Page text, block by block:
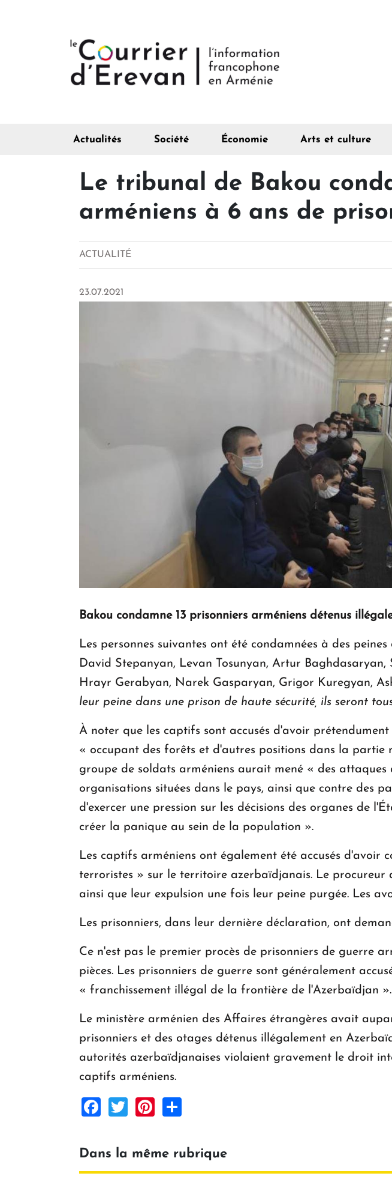
Actualités Société Économie Arts et culture
Le tribunal de Bakou
arméniens à 6 ans de
ACTUALITÉ
23.07.2021
Bakou condamne 13 prisonniers arméniens détenus
Les personnes suivantes ont été condamnées à des
David Stepanyan, Levan Tosunyan, Artur
Hrayr Gerabyan, Narek Gasparyan, Grigor Kuregyan,
leur peine dans une prison de haute sécurité, ils seront
À noter que les captifs sont accusés d'avoir
« occupant des forêts et d'autres positions dans la
groupe de soldats arméniens aurait mené « des attaques
organisations situées dans le pays, ainsi que contre des
d'exercer une pression sur les décisions des organes de
créer la panique au sein de la population ».
Les captifs arméniens ont également été accusés d'avoir
terroristes » sur le territoire azerbaïdjanais. Le procureur
ainsi que leur expulsion une fois leur peine purgée. Les
Les prisonniers, dans leur dernière déclaration, ont
Ce n'est pas le premier procès de prisonniers de guerre
pièces. Les prisonniers de guerre sont généralement
« franchissement illégal de la frontière de l'Azerbaïdjan ».
Le ministère arménien des Affaires étrangères avait
prisonniers et des otages détenus illégalement en
autorités azerbaïdjanaises violaient gravement le droit
captifs arméniens.
Facebook
TwitterPinterest
Dans la même rubrique